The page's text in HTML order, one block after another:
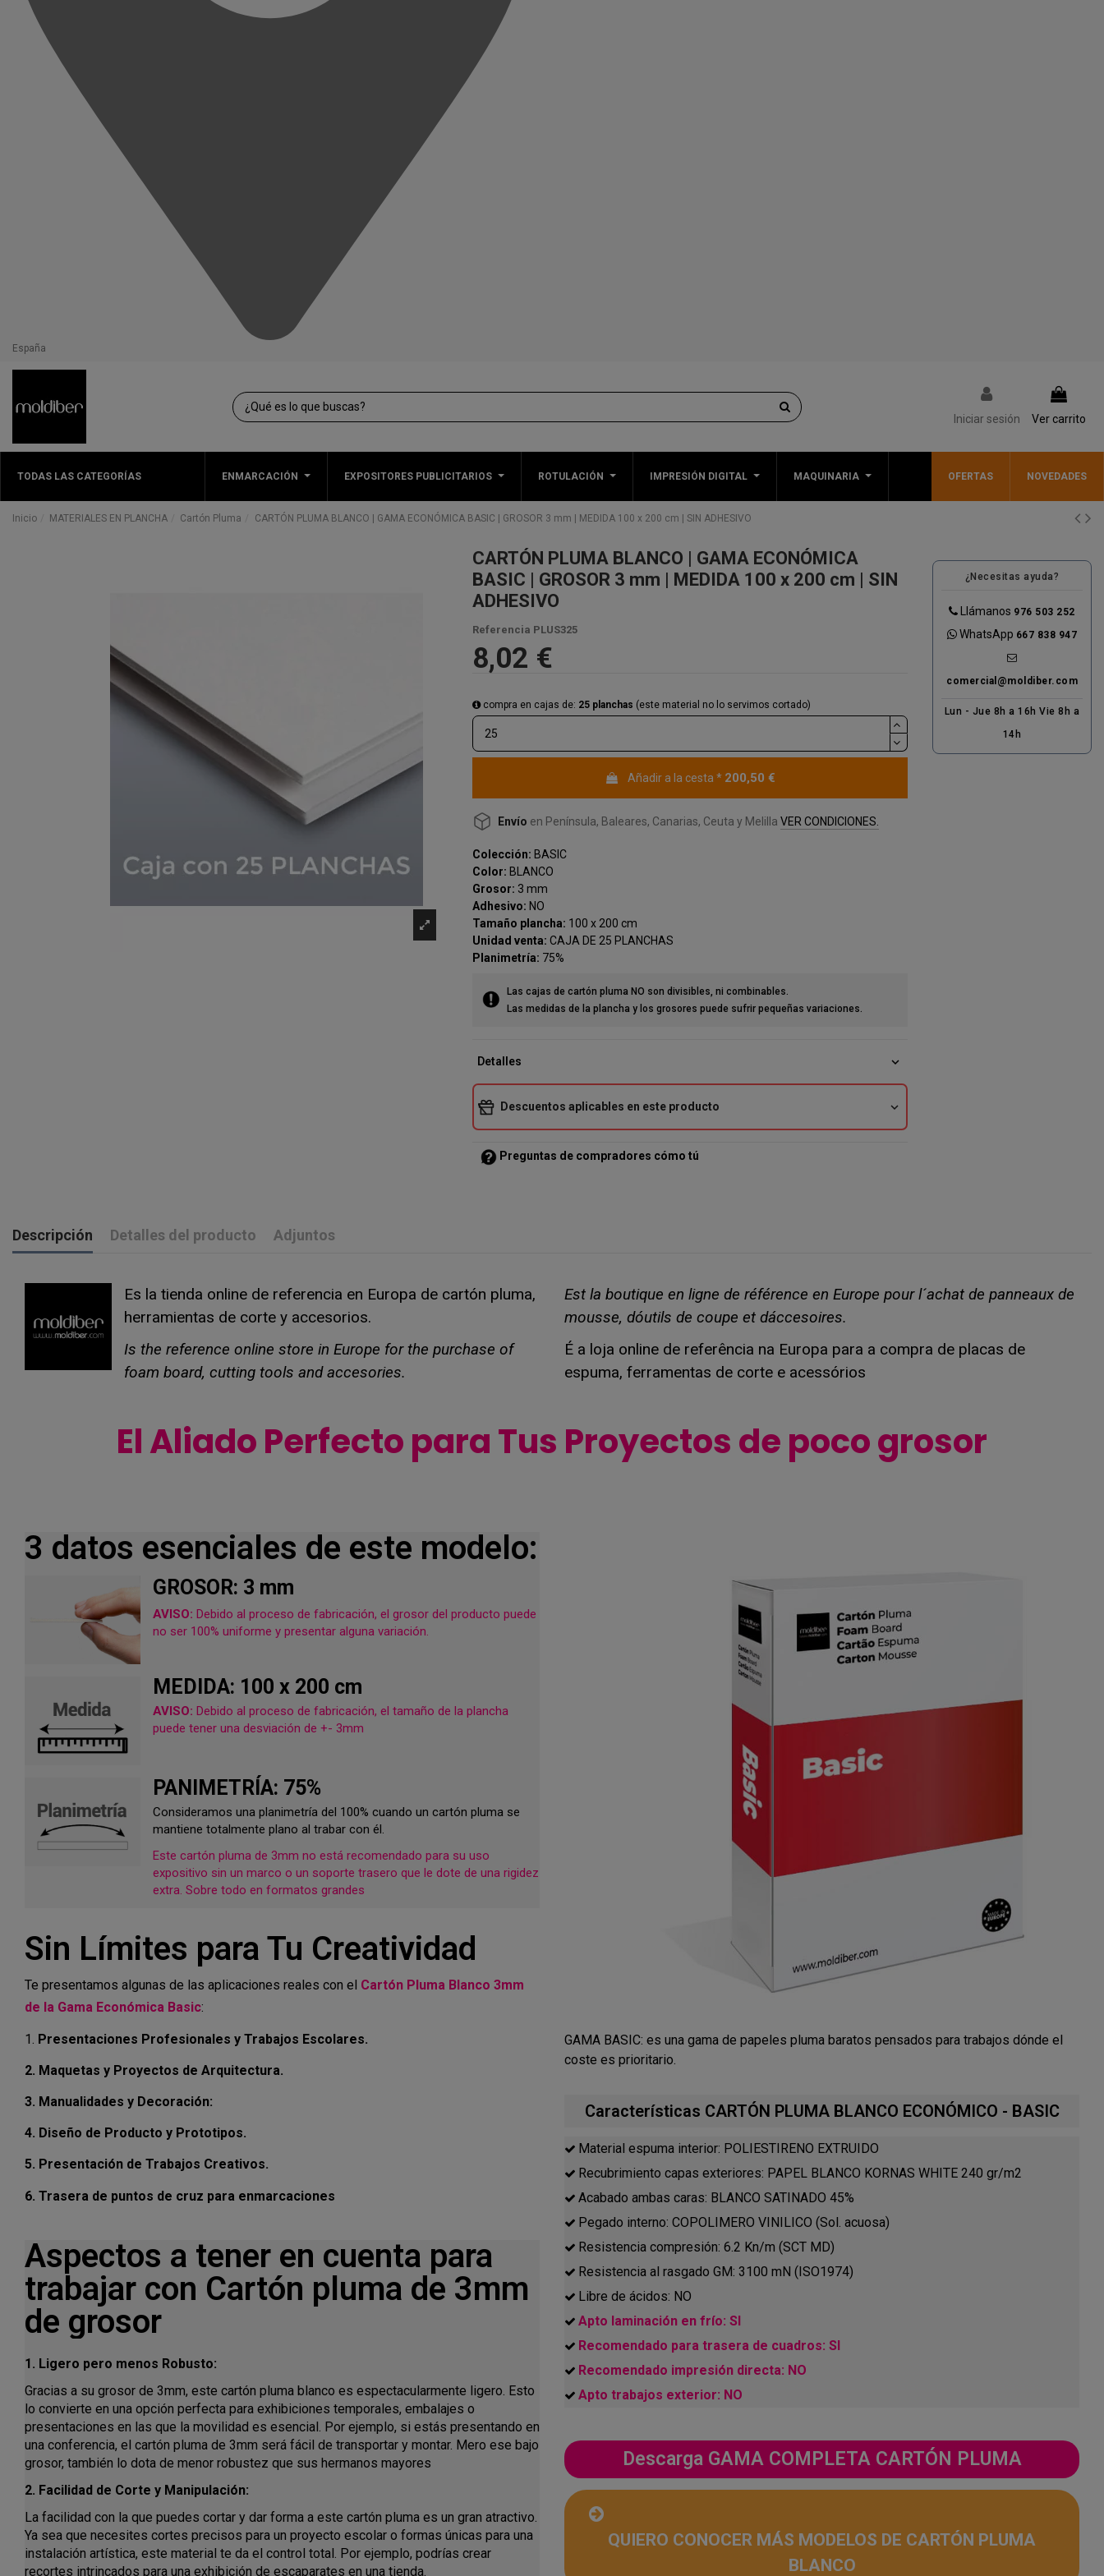
España
Iniciar sesión Ver carrito
TODAS LAS CATEGORÍAS ENMARCACIÓN EXPOSITORES PUBLICITARIOS ROTULACIÓN IMPRESIÓN DIGITAL MAQUINARIA OFERTAS NOVEDADES
Inicio MATERIALES EN PLANCHA Cartón Pluma CARTÓN PLUMA BLANCO | GAMA ECONÓMICA BASIC | GROSOR 3 mm | MEDIDA 100 x 200 cm | SIN ADHESIVO
CARTÓN PLUMA BLANCO | GAMA ECONÓMICA
BASIC | GROSOR 3 mm | MEDIDA 100 x 200 cm | SIN
ADHESIVO
Referencia PLUS325
8,02 €
compra en cajas de: 25 planchas (este material no lo servimos cortado)
Añadir a la cesta * 200,50 €
Envío en Península, Baleares, Canarias, Ceuta y Melilla VER CONDICIONES.
Colección: BASIC
Color: BLANCO
Grosor: 3 mm
Adhesivo: NO
Tamaño plancha: 100 x 200 cm
Unidad venta: CAJA DE 25 PLANCHAS
Planimetría: 75%
Las cajas de cartón pluma NO son divisibles, ni combinables.
Las medidas de la plancha y los grosores puede sufrir pequeñas variaciones.
Detalles expand_more
Descuentos aplicables en este producto expand_more
Preguntas de compradores cómo tú
¿Necesitas ayuda?
Llámanos 976 503 252
WhatsApp 667 838 947
comercial@moldiber.com
Lun - Jue 8h a 16h Vie 8h a
14h
Descripción Detalles del producto Adjuntos
Es la tienda online de referencia en Europa de cartón pluma,
herramientas de corte y accesorios.
Is the reference online store in Europe for the purchase of
foam board, cutting tools and accesories.
Est la boutique en ligne de référence en Europe pour l´achat de panneaux de
mousse, dóutils de coupe et dáccesoires.
É a loja online de referência na Europa para a compra de placas de
espuma, ferramentas de corte e acessórios
El Aliado Perfecto para Tus Proyectos de poco grosor
3 datos esenciales de este modelo:
GROSOR: 3 mm
AVISO: Debido al proceso de fabricación, el grosor del producto puede
no ser 100% uniforme y presentar alguna variación.
MEDIDA: 100 x 200 cm
AVISO: Debido al proceso de fabricación, el tamaño de la plancha
puede tener una desviación de +- 3mm
PANIMETRÍA: 75%
Consideramos una planimetría del 100% cuando un cartón pluma se
mantiene totalmente plano al trabar con él.
Este cartón pluma de 3mm no está recomendado para su uso
expositivo sin un marco o un soporte trasero que le dote de una rigidez
extra. Sobre todo en formatos grandes
Sin Límites para Tu Creatividad
Te presentamos algunas de las aplicaciones reales con el Cartón Pluma Blanco 3mm
de la Gama Económica Basic:
1. Presentaciones Profesionales y Trabajos Escolares.
2. Maquetas y Proyectos de Arquitectura.
3. Manualidades y Decoración:
4. Diseño de Producto y Prototipos.
5. Presentación de Trabajos Creativos.
6. Trasera de puntos de cruz para enmarcaciones
Aspectos a tener en cuenta para
trabajar con Cartón pluma de 3mm
de grosor
1. Ligero pero menos Robusto:
Gracias a su grosor de 3mm, este cartón pluma blanco es espectacularmente ligero. Esto
lo convierte en una opción perfecta para exhibiciones temporales, embalajes o
presentaciones en las que la movilidad es esencial. Por ejemplo, si estás presentando en
una conferencia, el cartón pluma de 3mm será fácil de transportar y montar. Mero ese bajo
grosor, también lo dota de menor robustez que sus hermanos mayores
2. Facilidad de Corte y Manipulación:
La facilidad con la que puedes cortar y dar forma a este cartón pluma es un gran atractivo.
Ya sea que necesites cortes precisos para un proyecto escolar o formas únicas para una
instalación artística, este material te da el control total. Por ejemplo, podrías crear
recortes intrincados para una exhibición de escaparates en una tienda.
GAMA BASIC: es una gama de papeles pluma baratos pensados para trabajos dónde el
coste es prioritario.
Características CARTÓN PLUMA BLANCO ECONÓMICO - BASIC
Material espuma interior: POLIESTIRENO EXTRUIDO
Recubrimiento capas exteriores: PAPEL BLANCO KORNAS WHITE 240 gr/m2
Acabado ambas caras: BLANCO SATINADO 45%
Pegado interno: COPOLIMERO VINILICO (Sol. acuosa)
Resistencia compresión: 6.2 Kn/m (SCT MD)
Resistencia al rasgado GM: 3100 mN (ISO1974)
Libre de ácidos: NO
Apto laminación en frío: SI
Recomendado para trasera de cuadros: SI
Recomendado impresión directa: NO
Apto trabajos exterior: NO
Descarga GAMA COMPLETA CARTÓN PLUMA
QUIERO CONOCER MÁS MODELOS DE CARTÓN PLUMA
BLANCO